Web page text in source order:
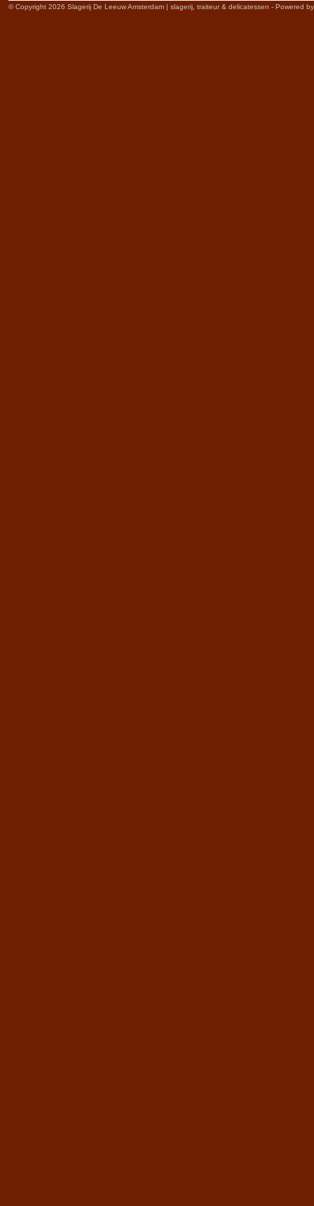
© Copyright 2026 Slagerij De Leeuw Amsterdam | slagerij, traiteur & delicatessen - Powered